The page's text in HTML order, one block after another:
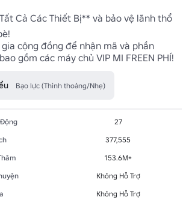
Cả Các Thiết Bị** và bảo vệ lãnh thổ
cộng đồng để nhận mã và phần
gồm các máy chủ VIP MI FREEN PHÍ!
Bạo lực (Thỉnh thoảng/Nhẹ)
27
377,555
153.6M+
Không Hỗ Trợ
Không Hỗ Trợ